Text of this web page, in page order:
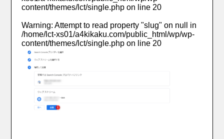
content/themes/lct/single.php on line 20
Warning: Attempt to read property "slug" on null in
/home/lct-xs01/a4kikaku.com/public_html/wp/wp-
content/themes/lct/single.php on line 20